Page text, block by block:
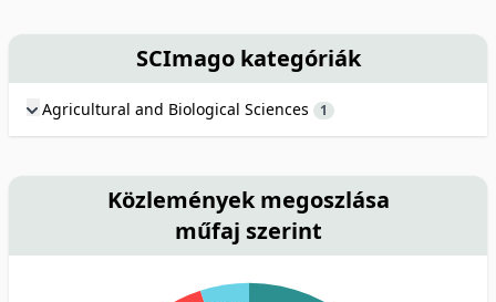
SCImago kategóriák
Agricultural and Biological Sciences 1
Közlemények megoszlása
műfaj szerint